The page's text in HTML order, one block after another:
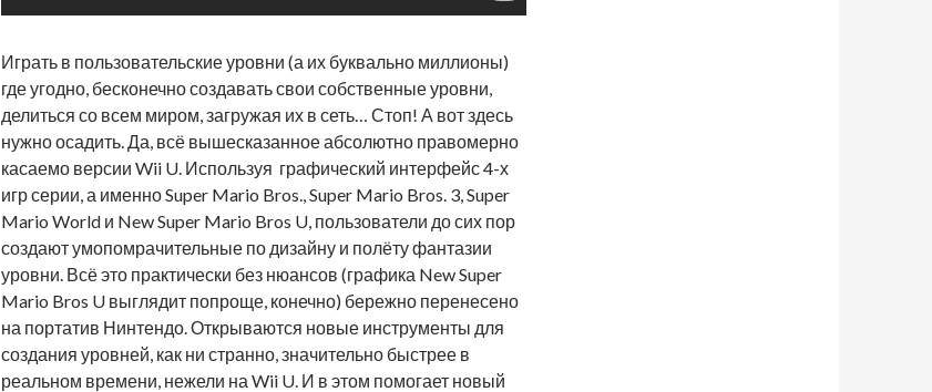
Играть в пользовательские уровни (а их буквально миллионы)
где угодно, бесконечно создавать свои собственные уровни,
делиться со всем миром, загружая их в сеть… Стоп! А вот здесь
нужно осадить. Да, всё вышесказанное абсолютно правомерно
касаемо версии Wii U. Используя графический интерфейс 4-х
игр серии, а именно Super Mario Bros., Super Mario Bros. 3, Super
Mario World и New Super Mario Bros U, пользователи до сих пор
создают умопомрачительные по дизайну и полёту фантазии
уровни. Всё это практически без нюансов (графика New Super
Mario Bros U выглядит попроще, конечно) бережно перенесено
на портатив Нинтендо. Открываются новые инструменты для
создания уровней, как ни странно, значительно быстрее в
реальном времени, нежели на Wii U. И в этом помогает новый